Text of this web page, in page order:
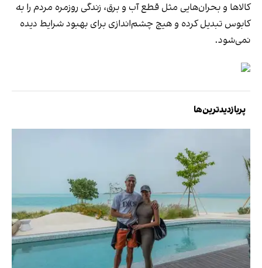
کالاها و بحران‌هایی مثل قطع آب و برق، زندگی روزمره مردم را به
کابوس تبدیل کرده و هیچ چشم‌اندازی برای بهبود شرایط دیده
نمی‌شود.
پربازدیدترین‌ها